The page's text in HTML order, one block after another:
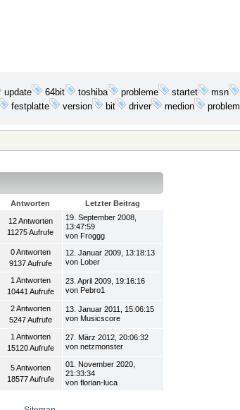
update 64bit toshiba probleme startet
msn
festplatte version bit driver medion problem
Antworten Letzter Beitrag
12 Antworten
11275 Aufrufe
19. September 2008,
13:47:59
von Froggg
0 Antworten
9137 Aufrufe
12. Januar 2009, 13:18:13
von Lober
1 Antworten
10441 Aufrufe
23. April 2009, 19:16:16
von Pebro1
2 Antworten
5247 Aufrufe
13. Januar 2011, 15:06:15
von Musicscore
1 Antworten
15120 Aufrufe
27. März 2012, 20:06:32
von netzmonster
5 Antworten
18577 Aufrufe
01. November 2020,
21:33:34
von florian-luca